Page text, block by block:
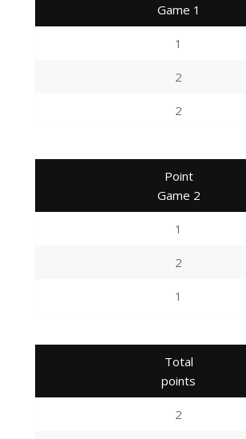
Game 1
1
2
2
Point
Game 2
1
2
1
Total
points
2